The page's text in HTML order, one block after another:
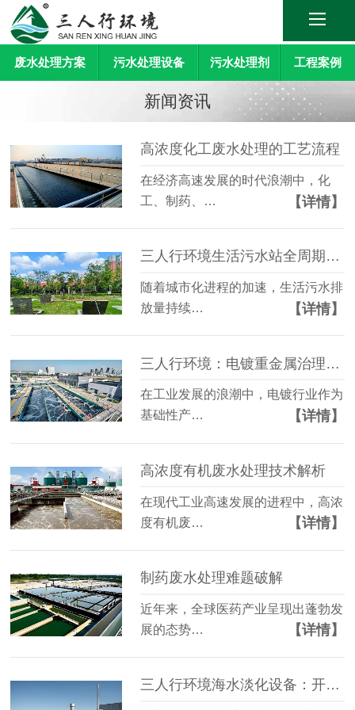
废水处理方案 污水处理设备 污水处理剂 工程案例
新闻资讯
高浓度化工废水处理的工艺流程
在经济高速发展的时代浪潮中，化
工、制药、…
【详情】
三人行环境生活污水站全周期智慧运维方案
随着城市化进程的加速，生活污水排
放量持续…
【详情】
三人行环境：电镀重金属治理新工艺
在工业发展的浪潮中，电镀行业作为
基础性产…
【详情】
高浓度有机废水处理技术解析
在现代工业高速发展的进程中，高浓
度有机废…
【详情】
制药废水处理难题破解
近年来，全球医药产业呈现出蓬勃发
展的态势…
【详情】
三人行环境海水淡化设备：开启淡水获取新方式​